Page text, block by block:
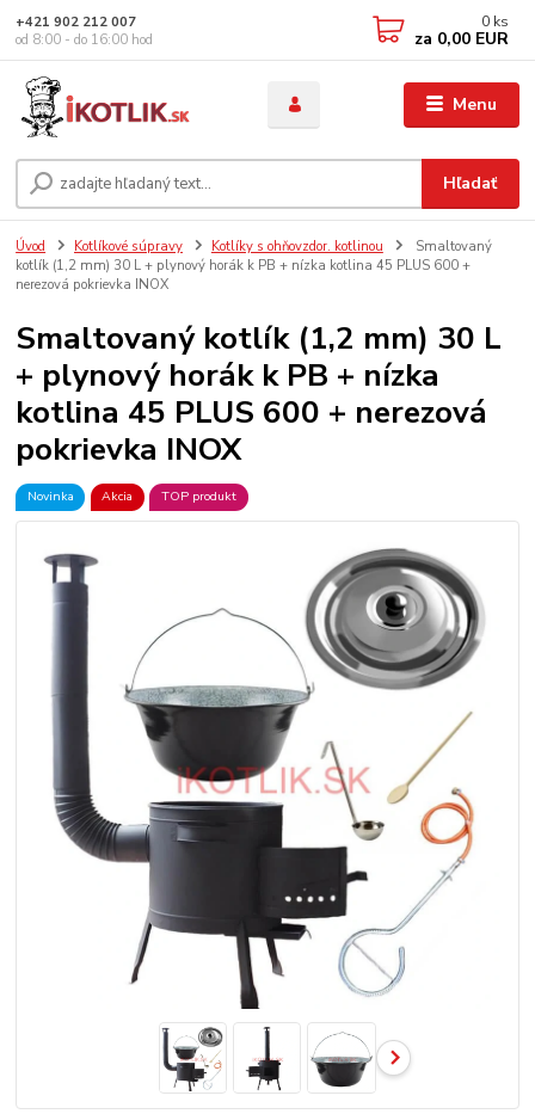
Menu
Hľadať
+421 902 212 007
od 8:00 - do 16:00 hod
0 ks
za 0,00 EUR
Úvod Kotlíkové súpravy Kotlíky s ohňovzdor. kotlinou
Smaltovaný
kotlík (1,2 mm) 30 L + plynový horák k PB + nízka kotlina 45 PLUS 600 +
nerezová pokrievka INOX
Smaltovaný kotlík (1,2 mm) 30 L
+ plynový horák k PB + nízka
kotlina 45 PLUS 600 + nerezová
pokrievka INOX
Novinka Akcia TOP produkt